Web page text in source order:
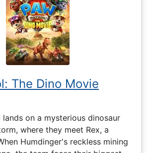
The Dino Movie
lands on a mysterious dinosaur
where they meet Rex, a
Humdinger's reckless mining